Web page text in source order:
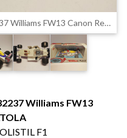
POLISTIL F1 PROFESSIONAL 32237 Williams FW13 Canon Renault NUOVA IN SCATOLA
Williams FW13
F1